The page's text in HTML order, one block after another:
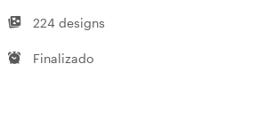
224 designs
Finalizado